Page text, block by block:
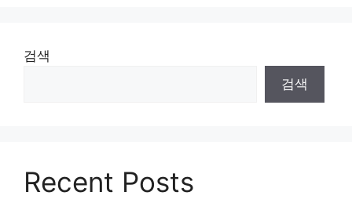
검색
검색
Recent Posts